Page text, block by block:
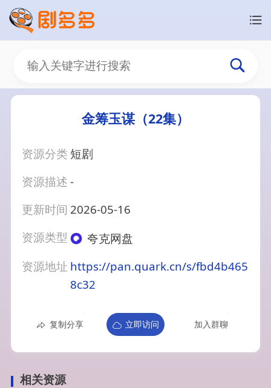
金筹玉谋（22集）
资源分类 短剧
资源描述-
更新时间 2026-05-16
资源类型
夸克网盘
资源地址 https://pan.quark.cn/s/fbd4b465
8c32
复制分享 立即访问 加入群聊
相关资源